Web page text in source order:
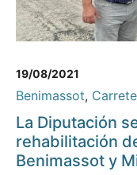
19/08/2021
Benimassot,
La Diputación
rehabilitación
Benimassot y